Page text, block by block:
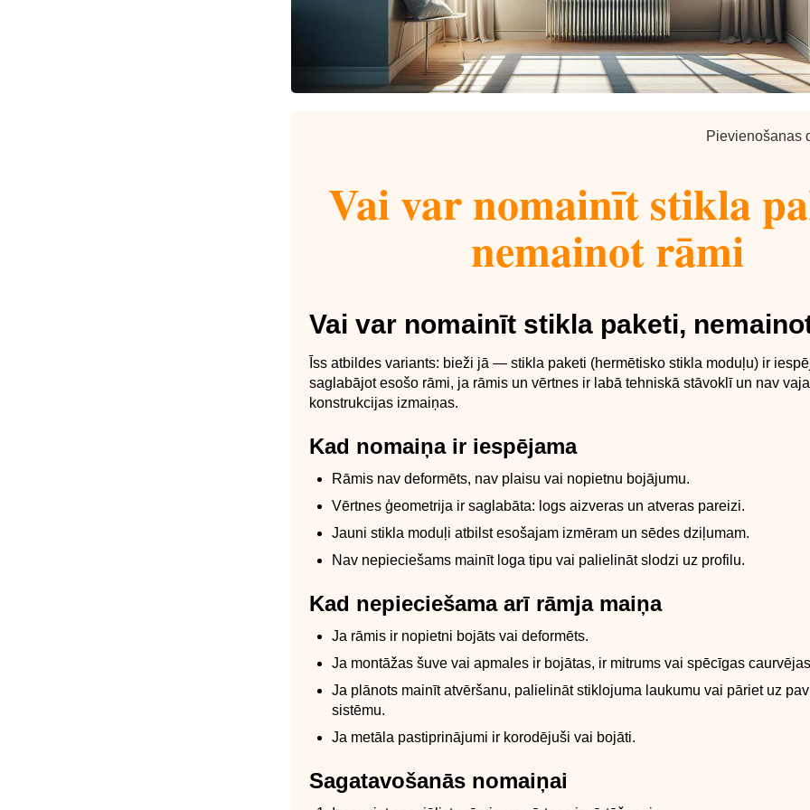
Pievienošanas
Vai var nomainīt stikla
nemainot rāmi
Vai var nomainīt stikla paketi,
Īss atbildes variants: bieži jā — stikla paketi (hermētisko stikla moduļu) ir
saglabājot esošo rāmi, ja rāmis un vērtnes ir labā tehniskā stāvoklī un nav
konstrukcijas izmaiņas.
Kad nomaiņa ir iespējama
Rāmis nav deformēts, nav plaisu vai nopietnu bojājumu.
Vērtnes ģeometrija ir saglabāta: logs aizveras un atveras pareizi.
Jauni stikla moduļi atbilst esošajam izmēram un sēdes dziļumam.
Nav nepieciešams mainīt loga tipu vai palielināt slodzi uz profilu.
Kad nepieciešama arī rāmja maiņa
Ja rāmis ir nopietni bojāts vai deformēts.
Ja montāžas šuve vai apmales ir bojātas, ir mitrums vai spēcīgas
Ja plānots mainīt atvēršanu, palielināt stiklojuma laukumu vai pāriet uz
sistēmu.
Ja metāla pastiprinājumi ir korodējuši vai bojāti.
Sagatavošanās nomaiņai